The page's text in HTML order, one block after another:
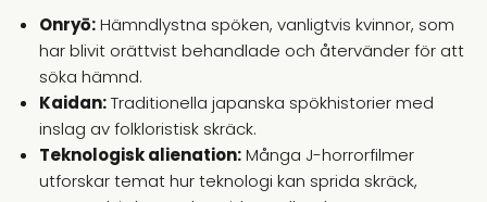
Onryō:Hämndlystna spöken, vanligtvis kvinnor, som
har blivit orättvist behandlade och återvänder för att
söka hämnd.
Kaidan:Traditionella japanska spökhistorier med
inslag av folkloristisk skräck.
Teknologisk alienation:Många J-horrorfilmer
utforskar temat hur teknologi kan sprida skräck,